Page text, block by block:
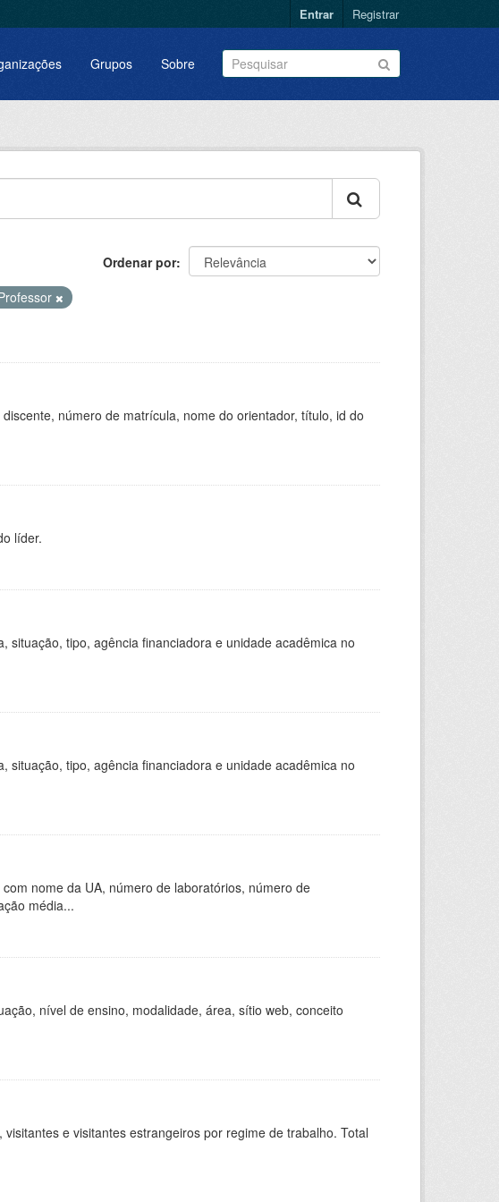
Entrar Registrar
Grupos Sobre
Ordenar por
número de matrícula, nome do orientador, título, id do
líder.
situação, tipo, agência financiadora e unidade acadêmica no
situação, tipo, agência financiadora e unidade acadêmica no
nome da UA, número de laboratórios, número de
média...
nível de ensino, modalidade, área, sítio web, conceito
e visitantes estrangeiros por regime de trabalho. Total